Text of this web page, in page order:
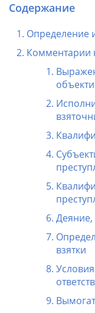
Содержание
Определение
Комментарии
взятки